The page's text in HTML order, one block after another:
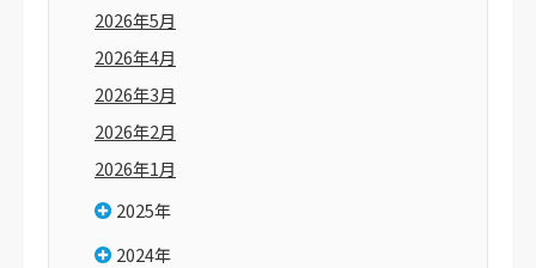
2026年5月
2026年4月
2026年3月
2026年2月
2026年1月
2025年
2024年